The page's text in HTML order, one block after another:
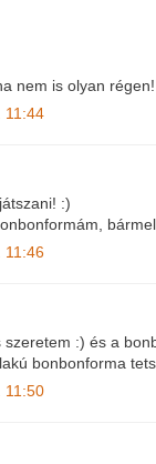
nem is olyan
11:44
:)
11:46
szeretem :) és a
bonbonforma
11:50